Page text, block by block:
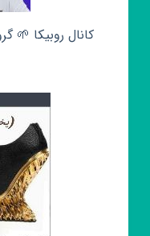
کانال روبیکا 🌱